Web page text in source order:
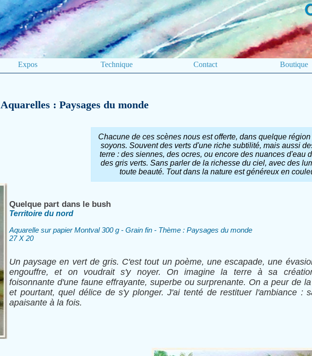
Expos Technique Contact Boutique
Aquarelles : Paysages du monde
Chacune de ces scènes nous est offerte, dans quelque
soyons. Souvent des verts d'une riche subtilité, mais aussi
terre : des siennes, des ocres, ou encore des nuances d'eau
des gris verts. Sans parler de la richesse du ciel, avec des
toute beauté. Tout dans la nature est généreux en
Quelque part dans le bush
Territoire du nord
Aquarelle sur papier Montval 300 g - Grain fin - Thème : Paysages du monde
27 X 20
Un paysage en vert de gris. C'est tout un poème, une escapade, une
engouffre, et on voudrait s'y noyer. On imagine la terre à sa
foisonnante d'une faune effrayante, superbe ou surprenante. On a peur de
et pourtant, quel délice de s'y plonger. J'ai tenté de restituer l'ambiance :
apaisante à la fois.